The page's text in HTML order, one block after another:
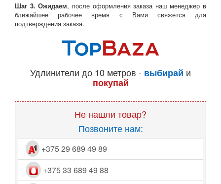
Шаг 3. Ожидаем, после оформления заказа наш менеджер в
ближайшее рабочее время с Вами свяжется для
подтверждения заказа.
Удлинители до 10 метров - выбирай и
покупай
Не нашли товар?
Позвоните нам:
+375 29 689 49 89
+375 33 689 49 88